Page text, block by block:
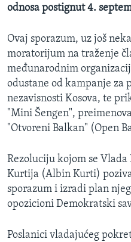
odnosa postignut 4.
Ovaj sporazum, uz još
moratorijum na traženje
međunarodnim
odustane od kampanje za
nezavisnosti Kosova, te
"Mini Šengen",
"Otvoreni Balkan" (Open
Rezoluciju kojom se
Kurtija (Albin Kurti)
sporazum i izradi plan
opozicioni Demokratski
Poslanici vladajućeg